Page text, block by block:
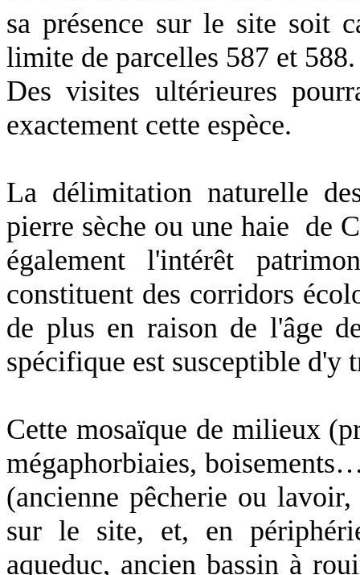
sa présence sur le site soit
limite de parcelles 587 et 588.
Des visites ultérieures
exactement cette espèce.
La délimitation naturelle
pierre sèche ou une haie de
également l'intérêt
constituent des corridors
de plus en raison de l'âge
spécifique est susceptible d'y
Cette mosaïque de milieux
mégaphorbiaies,
(ancienne pêcherie ou
sur le site, et, en
aqueduc, ancien bassin à